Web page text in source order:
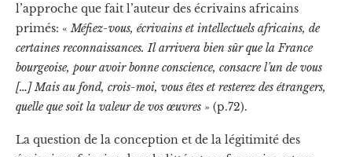
l’approche que fait l’auteur des écrivains africains
primés: «Méfiez-vous, écrivains et intellectuels africains, de
certaines reconnaissances. Il arrivera bien sûr que la France
bourgeoise, pour avoir bonne conscience, consacre l’un de vous
[…] Mais au fond, crois-moi, vous êtes et resterez des étrangers,
quelle que soit la valeur de vos œuvres » (p.72).
La question de la conception et de la légitimité des